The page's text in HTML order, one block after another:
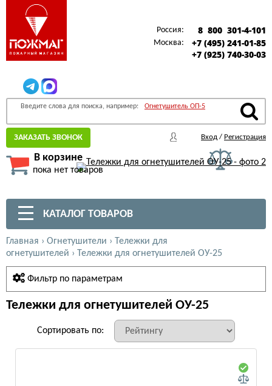
Россия: 8 800 301-4-101
Москва:
+7 (495) 241-01-85
+7 (925) 740-30-03
Введите слова для поиска, например: Огнетушитель ОП-5
ЗАКАЗАТЬ ЗВОНОК Вход / Регистрация
В корзине
пока нет товаров
КАТАЛОГ ТОВАРОВ
Главная › Огнетушители ›
Тележки для
огнетушителей › Тележки для огнетушителей ОУ-25
Фильтр по параметрам
Тележки для огнетушителей ОУ-25
Сортировать по: